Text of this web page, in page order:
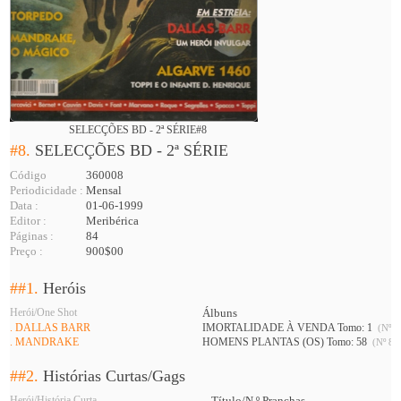
SELECÇÕES BD - 2ª SÉRIE#8
#8. SELECÇÕES BD - 2ª SÉRIE
Código
360008
Periodicidade : Mensal
Data :
01-06-1999
Editor :
Meribérica
Páginas :
84
Preço :
900$00
##1.Heróis
Herói/One Shot Álbuns
. DALLAS BARR IMORTALIDADE À VENDA Tomo: 1 (Nº
. MANDRAKE HOMENS PLANTAS (OS) Tomo: 58 (Nº 8
##2.Histórias Curtas/Gags